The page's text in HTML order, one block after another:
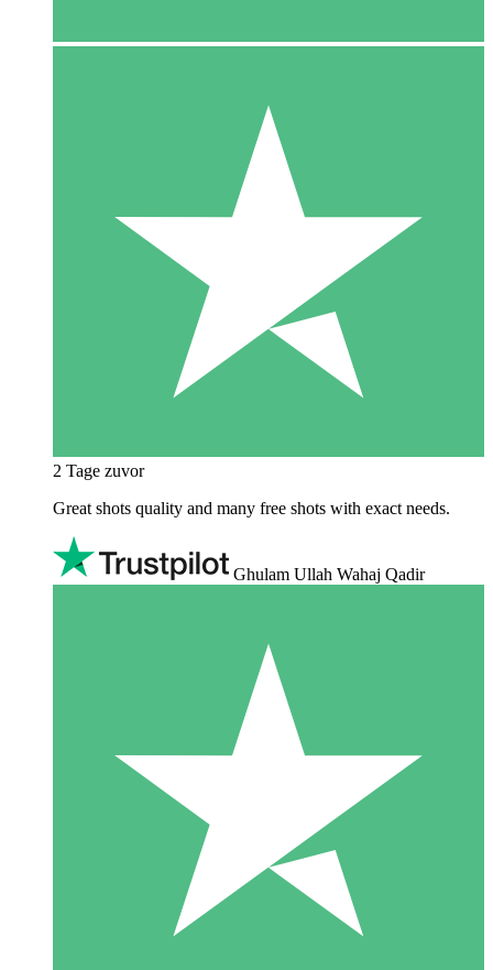
2 Tage zuvor
Great shots quality and many free shots with exact needs.
Ghulam Ullah Wahaj Qadir